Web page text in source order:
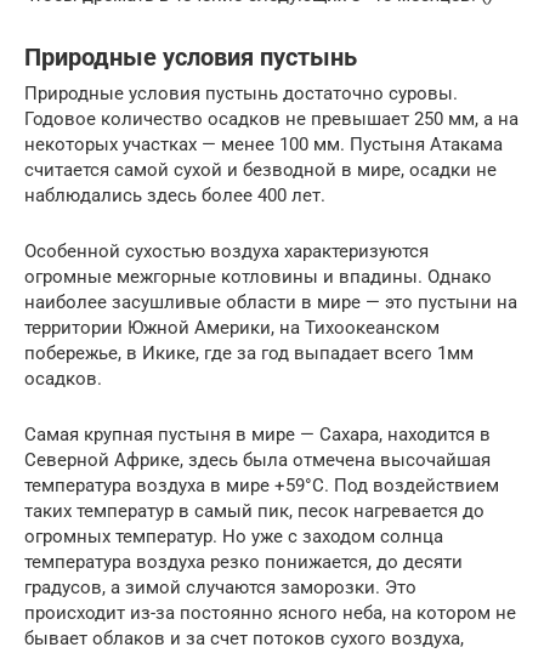
Природные условия пустынь
Природные условия пустынь достаточно суровы.
Годовое количество осадков не превышает 250 мм, а на
некоторых участках — менее 100 мм. Пустыня Атакама
считается самой сухой и безводной в мире, осадки не
наблюдались здесь более 400 лет.
Особенной сухостью воздуха характеризуются
огромные межгорные котловины и впадины. Однако
наиболее засушливые области в мире — это пустыни на
территории Южной Америки, на Тихоокеанском
побережье, в Икике, где за год выпадает всего 1мм
осадков.
Самая крупная пустыня в мире — Сахара, находится в
Северной Африке, здесь была отмечена высочайшая
температура воздуха в мире +59°C. Под воздействием
таких температур в самый пик, песок нагревается до
огромных температур. Но уже с заходом солнца
температура воздуха резко понижается, до десяти
градусов, а зимой случаются заморозки. Это
происходит из-за постоянно ясного неба, на котором не
бывает облаков и за счет потоков сухого воздуха,